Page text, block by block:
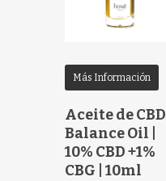
Más Información
Aceite de CBD
Balance Oil |
10% CBD +1%
CBG | 10ml